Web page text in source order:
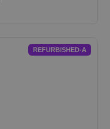
REFURBISHED-A